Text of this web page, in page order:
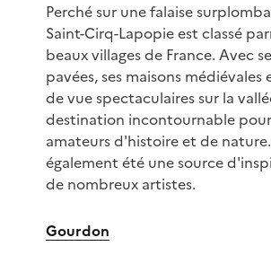
Perché sur une falaise
Saint-Cirq-Lapopie est classé
beaux villages de France. Avec
pavées, ses maisons médiévales
de vue spectaculaires sur la
destination incontournable
amateurs d'histoire et de
également été une source
de nombreux artistes.
Gourdon